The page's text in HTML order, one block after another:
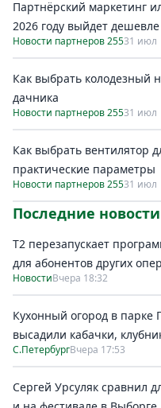
Партнёрский маркетинг
2026 году выйдет
Новости партнеров 25531 июл
Как выбрать колодезный
дачника
Новости партнеров 25531 июл
Как выбрать вентилятор
практические параметры
Новости партнеров 25531 июл
Последние новости
Т2 перезапускает
для абонентов других
НовостиВчера 18:32
Кухонный огород в
высадили кабачки,
С.ПетербургВчера 17:53
Сергей Урсуляк сравнил